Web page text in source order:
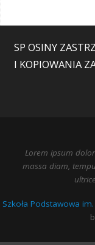
SP OSINY
I KOPIOWANIA
Lorem ipsum
massa diam,
Szkoła Podstawowa